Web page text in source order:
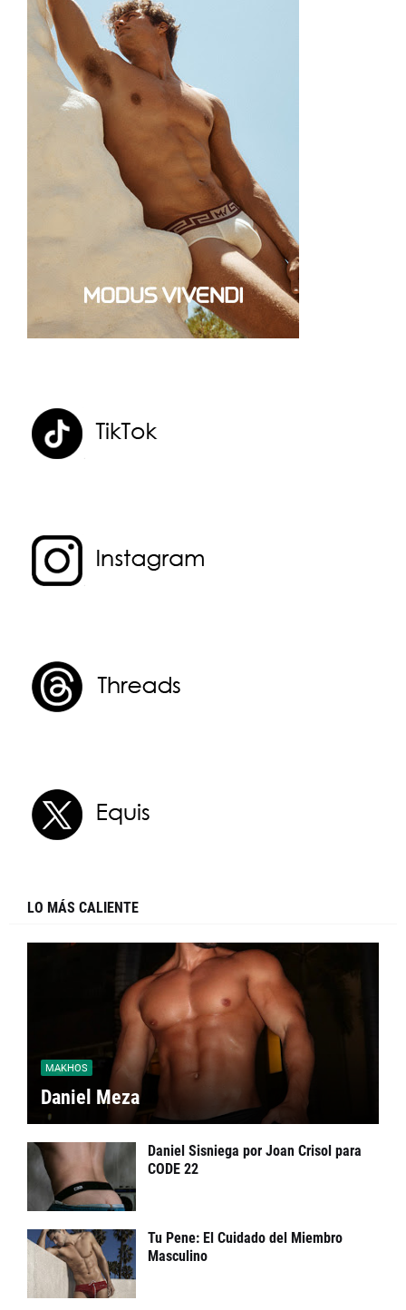
LO MÁS CALIENTE
MAKHOS
Daniel Meza
Daniel Sisniega por Joan Crisol para
CODE 22
Tu Pene: El Cuidado del Miembro
Masculino